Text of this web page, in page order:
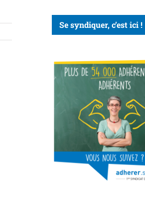
Se syndiquer, c’est ici !